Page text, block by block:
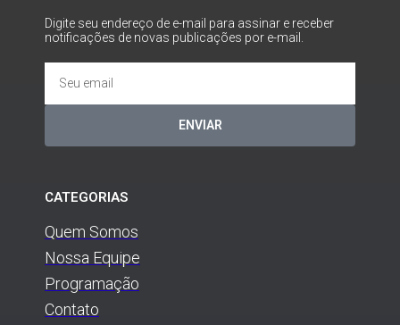
Digite seu endereço de e-mail para assinar e receber
notificações de novas publicações por e-mail.
ENVIAR
CATEGORIAS
Quem Somos
Nossa Equipe
Programação
Contato